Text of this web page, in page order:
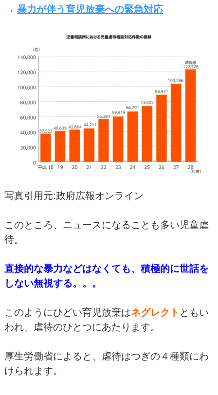
→暴力が伴う育児放棄への緊急対応
写真引用元:政府広報オンライン
このところ、ニュースになることも多い児童虐
待。
直接的な暴力などはなくても、積極的に世話を
しない無視する。。。
このようにひどい育児放棄はネグレクト ともい
われ、虐待のひとつにあたります。
厚生労働省によると、虐待はつぎの４種類にわ
けられます。